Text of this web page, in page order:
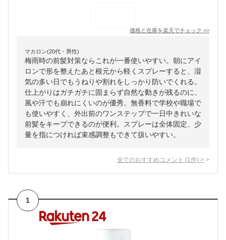
価格と在庫を楽天でチェック >>
マカロン(20代・男性)
梅雨時の前髪対策ならこれが一番使いやすい。朝にアイ
ロンで形を整えたあと根元から軽くスプレーすると、湿
気の多い日でもうねりや割れをしっかり防いでくれる。
仕上がりはガチガチに固まらず自然な動きが残るのに、
風や汗でも崩れにくいのが優秀。無香料で学校や職場で
も使いやすく、外出前のワンステップで一日中きれいな
前髪をキープできるのが便利。スプレーは全体固定、少
量を指につければ束感調整もできて扱いやすい。
全てのおすすめコメント (1 件) >
1